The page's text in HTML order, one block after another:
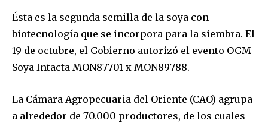
Ésta es la segunda semilla de la soya con
biotecnología que se incorpora para la siembra. El
19 de octubre, el Gobierno autorizó el evento OGM
Soya Intacta MON87701 x MON89788.
La Cámara Agropecuaria del Oriente (CAO) agrupa
a alrededor de 70.000 productores, de los cuales